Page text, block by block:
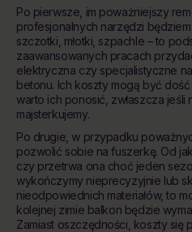
Po pierwsze, im poważniejszy
profesjonalnych narzędzi
szczotki, młotki, szpachle – to
zaawansowanych pracach
elektryczna czy specjalistyczne
betonu. Ich koszty mogą być
warto ich ponosić, zwłaszcza
majsterkujemy.
Po drugie, w przypadku
pozwolić sobie na fuszerkę. Od
czy przetrwa ona choć jeden
wykończymy nieprecyzyjnie lub
nieodpowiednich materiałów, to
kolejnej zimie balkon będzie
Zamiast oszczędności, koszty się